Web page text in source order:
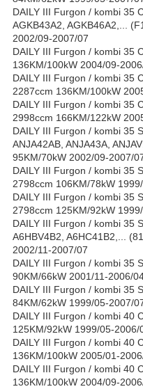
DAILY III Furgon / kombi 35
AGKB43A2, AGKB46A2,...
2002/09-2007/07
DAILY III Furgon / kombi 35
136KM/100kW 2004/09-
DAILY III Furgon / kombi 35
2287ccm 136KM/100kW
DAILY III Furgon / kombi 35
2998ccm 166KM/122kW
DAILY III Furgon / kombi 35
ANJA42AB, ANJA43A,
95KM/70kW 2002/09-2007/
DAILY III Furgon / kombi 35
2798ccm 106KM/78kW
DAILY III Furgon / kombi 35
2798ccm 125KM/92kW
DAILY III Furgon / kombi 35
A6HBV4B2, A6HC41B2,...
2002/11-2007/07
DAILY III Furgon / kombi 35
90KM/66kW 2001/11-2006/
DAILY III Furgon / kombi 35
84KM/62kW 1999/05-2007/
DAILY III Furgon / kombi 40
125KM/92kW 1999/05-2006/
DAILY III Furgon / kombi 40
136KM/100kW 2005/01-
DAILY III Furgon / kombi 40
136KM/100kW 2004/09-